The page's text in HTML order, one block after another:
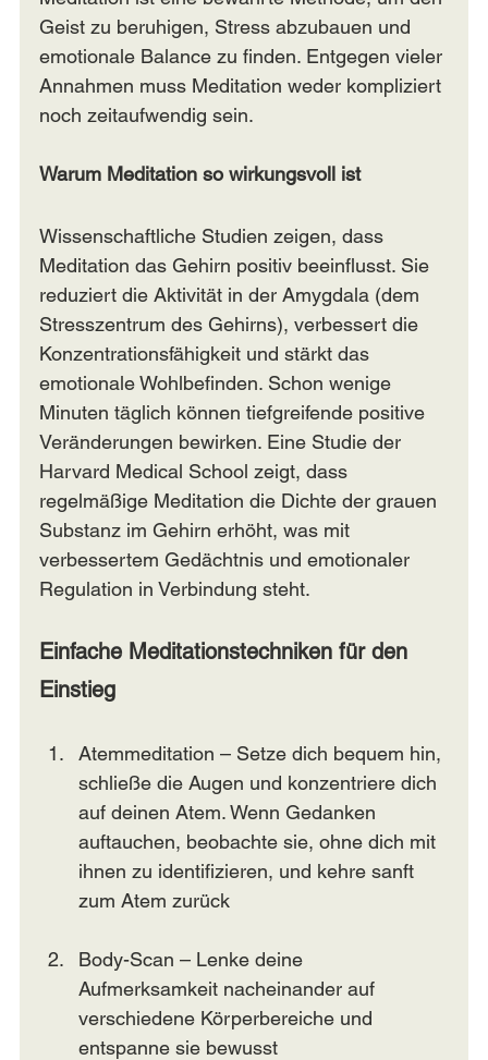
Geist zu beruhigen, Stress abzubauen und
emotionale Balance zu finden. Entgegen vieler
Annahmen muss Meditation weder kompliziert
noch zeitaufwendig sein.
Warum Meditation so wirkungsvoll ist
Wissenschaftliche Studien zeigen, dass
Meditation das Gehirn positiv beeinflusst. Sie
reduziert die Aktivität in der Amygdala (dem
Stresszentrum des Gehirns), verbessert die
Konzentrationsfähigkeit und stärkt das
emotionale Wohlbefinden. Schon wenige
Minuten täglich können tiefgreifende positive
Veränderungen bewirken. Eine Studie der
Harvard Medical School zeigt, dass
regelmäßige Meditation die Dichte der grauen
Substanz im Gehirn erhöht, was mit
verbessertem Gedächtnis und emotionaler
Regulation in Verbindung steht.
Einfache Meditationstechniken für den
Einstieg
Atemmeditation – Setze dich bequem hin,
schließe die Augen und konzentriere dich
auf deinen Atem. Wenn Gedanken
auftauchen, beobachte sie, ohne dich mit
ihnen zu identifizieren, und kehre sanft
zum Atem zurück
Body-Scan – Lenke deine
Aufmerksamkeit nacheinander auf
verschiedene Körperbereiche und
entspanne sie bewusst